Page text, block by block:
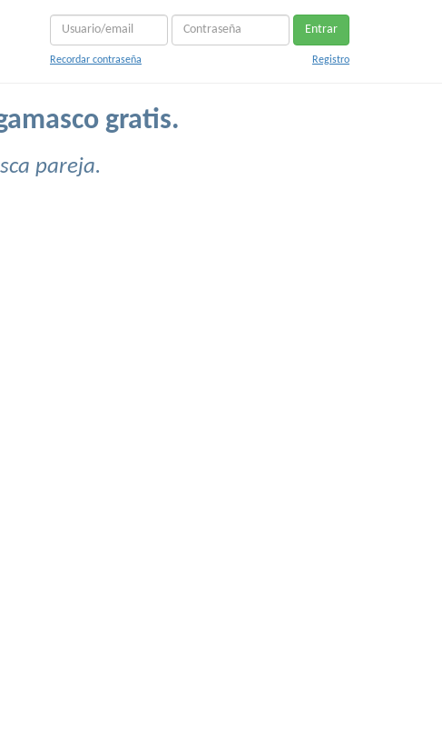
Entrar
Recordar contraseña Registro
gratis.
pareja.